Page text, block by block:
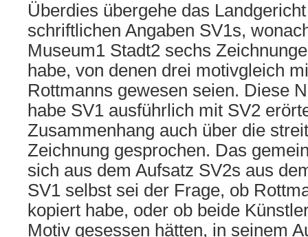
Überdies übergehe das
schriftlichen Angaben SV1s,
Museum1 Stadt2 sechs
habe, von denen drei motivgleich
Rottmanns gewesen seien. Diese
habe SV1 ausführlich mit SV2
Zusammenhang auch über die
Zeichnung gesprochen. Das
sich aus dem Aufsatz SV2s aus
SV1 selbst sei der Frage, ob
kopiert habe, oder ob beide
Motiv gesessen hätten, in seinem